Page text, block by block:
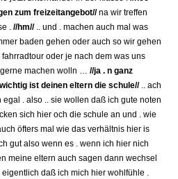
zum freizeitangebot//na wir treffen
.//hm//.. und . machen auch mal was
baden gehen oder auch so wir gehen
oder je nach dem was uns
machen wolln …//ja . n ganz
ist deinen eltern die schule//.. ach
. also .. sie wollen daß ich gute noten
sich hier och die schule an und . wie
öfters mal wie das verhältnis hier is
gut also wenn es . wenn ich hier nich
meine eltern auch sagen dann wechsel
daß ich mich hier wohlfühle .